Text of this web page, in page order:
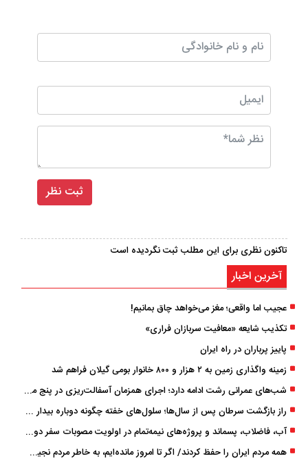
تاکنون نظری برای این مطلب ثبت نگردیده است
آخرین اخبار
عجیب اما واقعی؛ مغز می‌خواهد چاق بمانیم!
تکذیب شایعه «معافیت سربازان فراری»
پاییز پرباران در راه ایران
زمینه واگذاری زمین به ۲ هزار و ۸۰۰ خانوار بومی گیلان فراهم شد
شب‌های عمرانی رشت ادامه دارد؛ اجرای همزمان آسفالت‌ریزی در پنج منطقه شهری
راز بازگشت سرطان پس از سال‌ها؛ سلول‌های خفته چگونه دوباره بیدار می‌شوند؟
آب، فاضلاب، پسماند و پروژه‌های نیمه‌تمام در اولویت مصوبات سفر دولت
همه مردم ایران را حفظ کردند/ اگر تا امروز مانده‌ایم، به ‌خاطر مردم نجیب ایران بوده است